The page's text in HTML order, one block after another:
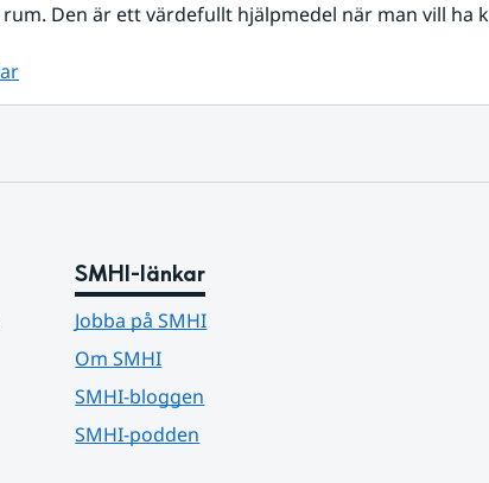
Den är ett värdefullt hjälpmedel när man vill ha
SMHI-länkar
Jobba på SMHI
Om SMHI
SMHI-bloggen
SMHI-podden